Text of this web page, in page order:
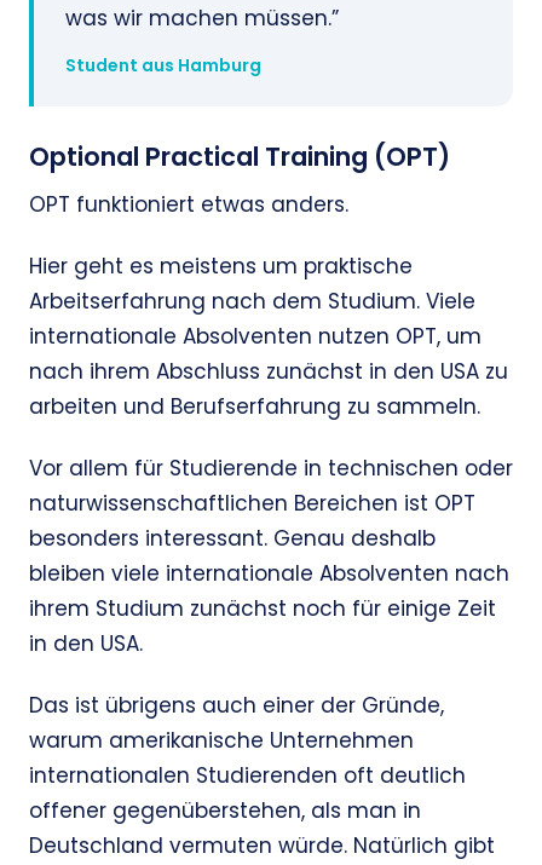
was wir machen müssen.”
Student aus Hamburg
Optional Practical Training (OPT)
OPT funktioniert etwas anders.
Hier geht es meistens um praktische
Arbeitserfahrung nach dem Studium. Viele
internationale Absolventen nutzen OPT, um
nach ihrem Abschluss zunächst in den USA zu
arbeiten und Berufserfahrung zu sammeln.
Vor allem für Studierende in technischen oder
naturwissenschaftlichen Bereichen ist OPT
besonders interessant. Genau deshalb
bleiben viele internationale Absolventen nach
ihrem Studium zunächst noch für einige Zeit
in den USA.
Das ist übrigens auch einer der Gründe,
warum amerikanische Unternehmen
internationalen Studierenden oft deutlich
offener gegenüberstehen, als man in
Deutschland vermuten würde. Natürlich gibt